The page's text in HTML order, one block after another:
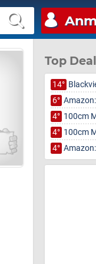
Top
14°
6°
4° 100cm
4° 100cm
4°